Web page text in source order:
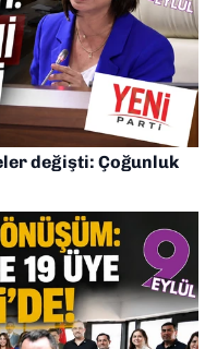
değişti: Çoğunluk